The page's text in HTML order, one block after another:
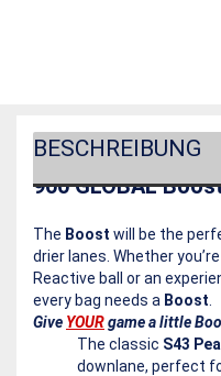
BESCHREIBUNG
900 GLOBAL
The Boost will be the
drier lanes. Whether
Reactive ball or an
every bag needs a Boost
Give YOURgame a little
The classic S43
downlane, perfect